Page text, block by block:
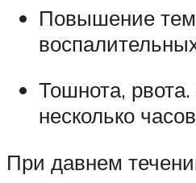
Повышение
Тошнота,
несколько
При давнем